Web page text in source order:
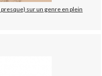
sur un genre en plein